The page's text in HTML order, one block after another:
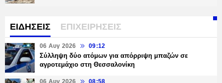
ΕΙΔΗΣΕΙΣ ΕΠΙΧΕΙΡΗΣΕΙΣ
06 Αυγ 2026 09:12
Σύλληψη δύο ατόμων για απόρριψη μπαζών σε
αγροτεμάχιο στη Θεσσαλονίκη
06 Αυγ 2026 08:58